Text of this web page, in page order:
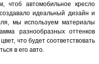
чтоб автомобильное кресло
идеальный дизайн и
мы используем материалы
разнообразных оттенков
что будет соответствовать
в его авто.